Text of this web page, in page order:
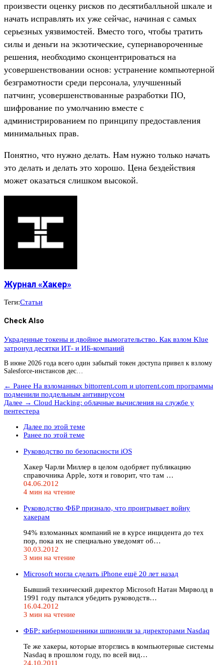
произвести оценку рисков по десятибалльной шкале и
начать исправлять их уже сейчас, начиная с самых
серьезных уязвимостей. Вместо того, чтобы тратить
силы и деньги на экзотические, супернавороченные
решения, необходимо сконцентрироваться на
усовершенствовании основ: устранение компьютерной
безграмотности среди персонала, улучшенный
патчинг, усовершенствованные разработки ПО,
шифрование по умолчанию вместе с
администрированием по принципу предоставления
минимальных прав.
Понятно, что нужно делать. Нам нужно только начать
это делать и делать это хорошо. Цена бездействия
может оказаться слишком высокой.
Журнал «Хакер»
Теги:Статьи
Check Also
Украденные токены и двойное вымогательство. Как взлом Klue
затронул десятки ИТ- и ИБ-компаний
В июне 2026 года всего один забытый токен доступа привел к взлому
Salesforce-инстансов дес…
← Ранее На взломанных bittorrent.com и utorrent.com программы
подменили поддельным антивирусом
Далее → Cloud Hacking: облачные вычисления на службе у
пентестера
Далее по этой теме
Ранее по этой теме
Руководство по безопасности iOS
Хакер Чарли Миллер в целом одобряет публикацию
справочника Apple, хотя и говорит, что там …
04.06.2012
4 мин на чтение
Руководство ФБР признало, что проигрывает войну
хакерам
94% взломанных компаний не в курсе инцидента до тех
пор, пока их не специально уведомят об…
30.03.2012
3 мин на чтение
Microsoft могла сделать iPhone ещё 20 лет назад
Бывший технический директор Microsoft Натан Мирволд в
1991 году пытался убедить руководств…
16.04.2012
3 мин на чтение
ФБР: кибермошенники шпионили за директорами Nasdaq
Те же хакеры, которые вторглись в компьютерные системы
Nasdaq в прошлом году, по всей вид…
24.10.2011